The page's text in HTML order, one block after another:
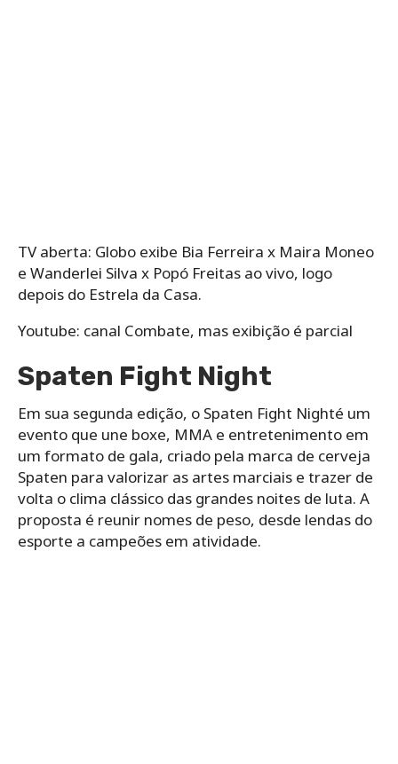
TV aberta: Globo exibe Bia Ferreira x Maira Moneo
e Wanderlei Silva x Popó Freitas ao vivo, logo
depois do Estrela da Casa.
Youtube: canal Combate, mas exibição é parcial
Spaten Fight Night
Em sua segunda edição, o Spaten Fight Nighté um
evento que une boxe, MMA e entretenimento em
um formato de gala, criado pela marca de cerveja
Spaten para valorizar as artes marciais e trazer de
volta o clima clássico das grandes noites de luta. A
proposta é reunir nomes de peso, desde lendas do
esporte a campeões em atividade.